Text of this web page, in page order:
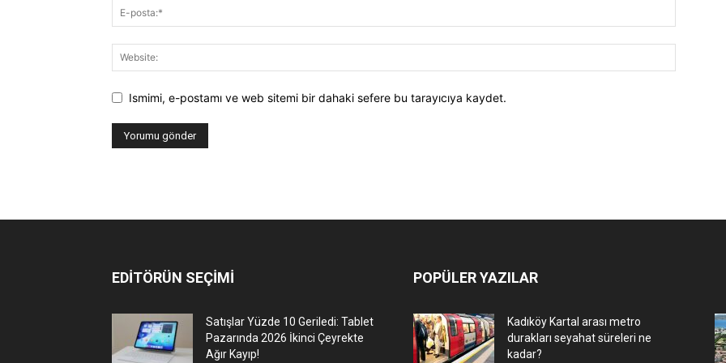
Ismimi, e-postamı ve web sitemi bir dahaki sefere bu tarayıcıya kaydet.
EDİTÖRÜN SEÇİMİ
Satışlar Yüzde 10 Geriledi: Tablet
Pazarında 2026 İkinci Çeyrekte
Ağır Kayıp!
POPÜLER YAZILAR
Kadıköy Kartal arası metro
durakları seyahat süreleri ne
kadar?